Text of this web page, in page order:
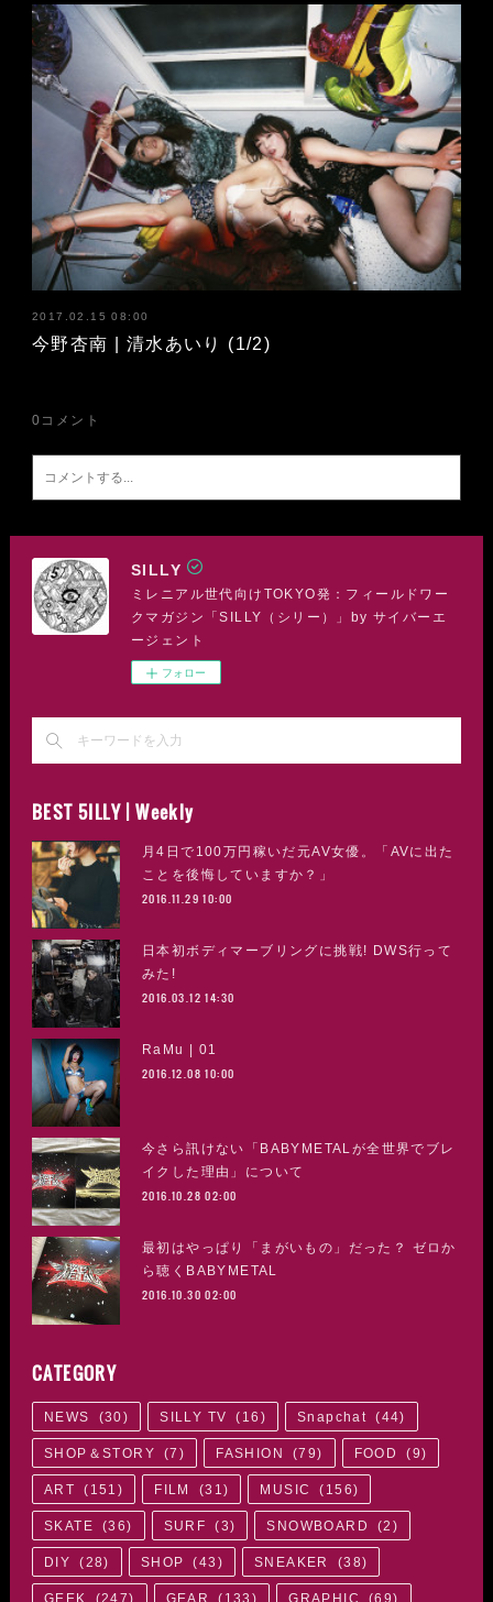
2017.02.15 08:00
今野杏南 | 清水あいり (1/2)
0 コメント
SILLY
ミレニアル世代向けTOKYO発：フィールドワー
クマガジン「SILLY（シリー）」by サイバーエ
ージェント
フォロー
BEST 5ILLY | Weekly
月4日で100万円稼いだ元AV女優。「AVに出た
ことを後悔していますか？」
2016.11.29 10:00
日本初ボディマーブリングに挑戦! DWS行って
みた!
2016.03.12 14:30
RaMu | 01
2016.12.08 10:00
今さら訊けない「BABYMETALが全世界でブレ
イクした理由」について
2016.10.28 02:00
最初はやっぱり「まがいもの」だった？ ゼロか
ら聴くBABYMETAL
2016.10.30 02:00
CATEGORY
NEWS (30) SILLY TV ( 16 ) Snapchat (44)
SHOP＆STORY (7 ) FASHION (79) FOOD (9)
ART ( 151 ) FILM (31 ) MUSIC ( 156)
SKATE (36) SURF (3) SNOWBOARD (2 )
DIY (28) SHOP (43 ) SNEAKER (38)
GEEK (247) GEAR ( 133 ) GRAPHIC (69)